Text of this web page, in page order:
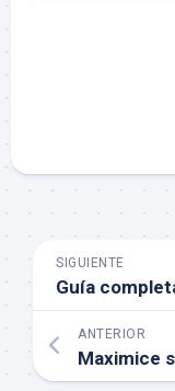
SIGUIENTE
ANTERIOR